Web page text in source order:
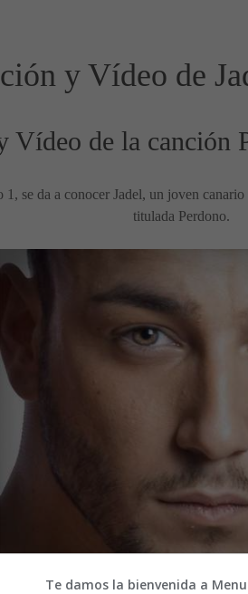
y Vídeo de
Vídeo de la canción
se da a conocer Jadel, un joven
titulada Perdono.
Te damos la bienvenida a